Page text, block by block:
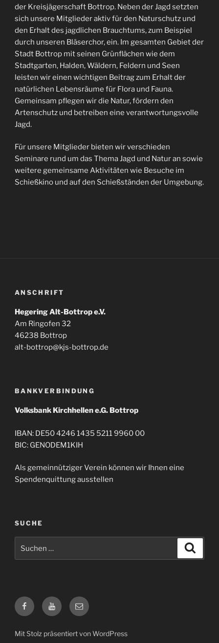
der Kreisjägerschaft Bottrop. Neben der Jagd setzten
sich unsere Mitglieder aktiv für den Naturschutz und
den Erhalt des jagdlichen Brauchtums, zum Beispiel
durch unseren Bläserchor, ein. Im gesamten Gebiet der
Stadt Bottrop mit seinen Grünflächen wie dem
Stadtgarten, Halden, Wäldern, Feldern und Seen
leisten wir einen wichtigen Beitrag zum Erhalt der
natürlichen Lebensräume für Flora und Fauna.
Gemeinsam pflegen wir die Natur, fördern den
Artenschutz und betreiben eine verantwortungsvolle
Jagd.
Für unsere Mitglieder bieten wir verschieden
Seminare rund um das Thema Jagd und Natur an sowie
weitere gemeinsame Aktivitäten wie Besuche im
Schießkino und auf den Schießständen der Umgebung.
ANSCHRIFT
Hegering Alt-Bottrop e.V.
Am Ringofen 32
46238 Bottrop
alt-bottrop@kjs-bottrop.de
BANKVERBINDUNG
Volksbank Kirchhellen e.G. Bottrop
IBAN: DE50 4246 1435 5211 9960 00
BIC: GENODEM1KIH
Als gemeinnütziger Verein können wir Ihnen eine
Spendenquittung ausstellen
SUCHE
FacebookTwitter E-
Mail
Mit Stolz präsentiert von WordPress